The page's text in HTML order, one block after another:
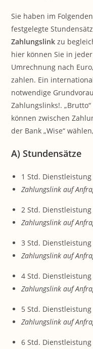
Sie haben im
festgelegte
Zahlungslink zu
hier können Sie in
Umrechnung nach
zahlen. Ein
notwendige
Zahlungslinks!.
können zwischen
der Bank „Wise“
A) Stundensätze
1 Std. Dienstleistung
Zahlungslink auf
2 Std. Dienstleistung
Zahlungslink auf
3 Std. Dienstleistung
Zahlungslink auf
4 Std. Dienstleistung
Zahlungslink auf
5 Std. Dienstleistung
Zahlungslink auf
6 Std. Dienstleistung